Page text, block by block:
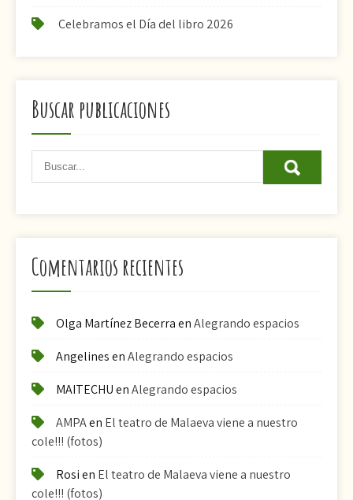
Celebramos el Día del libro 2026
Buscar publicaciones
Comentarios recientes
Olga Martínez BecerraenAlegrando espacios
AngelinesenAlegrando espacios
MAITECHUenAlegrando espacios
AMPAen El teatro de Malaeva viene a nuestro
cole!!! (fotos)
Rosien El teatro de Malaeva viene a nuestro
cole!!! (fotos)